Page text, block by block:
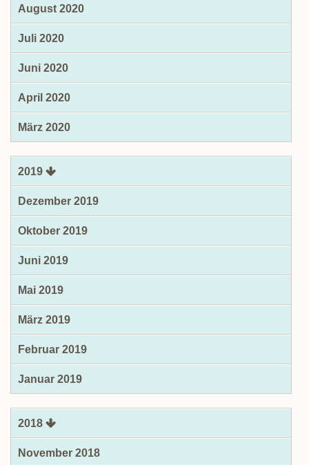
August 2020
Juli 2020
Juni 2020
April 2020
März 2020
2019
Dezember 2019
Oktober 2019
Juni 2019
Mai 2019
März 2019
Februar 2019
Januar 2019
2018
November 2018